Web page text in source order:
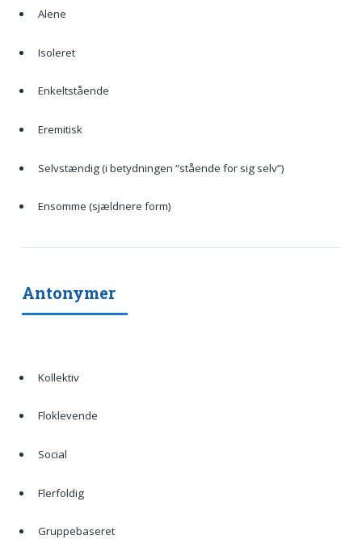
Alene
Isoleret
Enkeltstående
Eremitisk
Selvstændig (i betydningen “stående for sig selv”)
Ensomme (sjældnere form)
Antonymer
Kollektiv
Floklevende
Social
Flerfoldig
Gruppebaseret